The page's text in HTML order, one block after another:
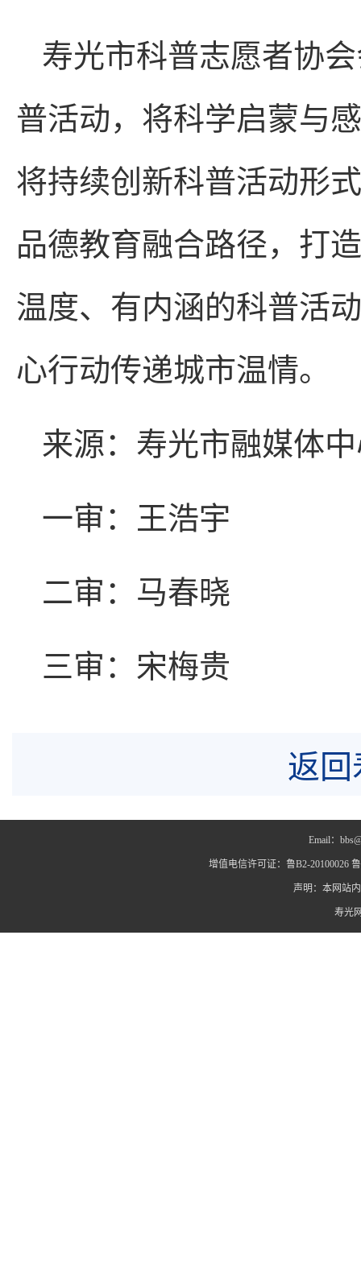
寿光市科普志愿者协
普活动，将科学启蒙与
将持续创新科普活动形
品德教育融合路径，打
温度、有内涵的科普活
心行动传递城市温情。
来源：寿光市融媒体
一审：王浩宇
二审：马春晓
三审：宋梅贵
返回
Email：
增值电信许可证：鲁B2-20100026
声明：本网站
寿光